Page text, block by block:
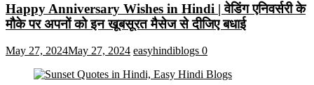
Happy Anniversary Wishes in Hindi | वेडिंग एनिवर्सरी के
मौके पर अपनों को इन खूबसूरत मैसेज से दीजिए बधाई
May 27, 2024May 27, 2024 easyhindiblogs 0